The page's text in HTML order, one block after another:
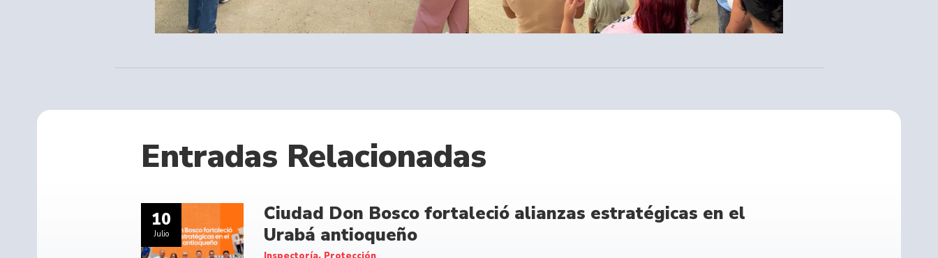
Entradas Relacionadas
10
Julio
Ciudad Don Bosco fortaleció alianzas estratégicas en el
Urabá antioqueño